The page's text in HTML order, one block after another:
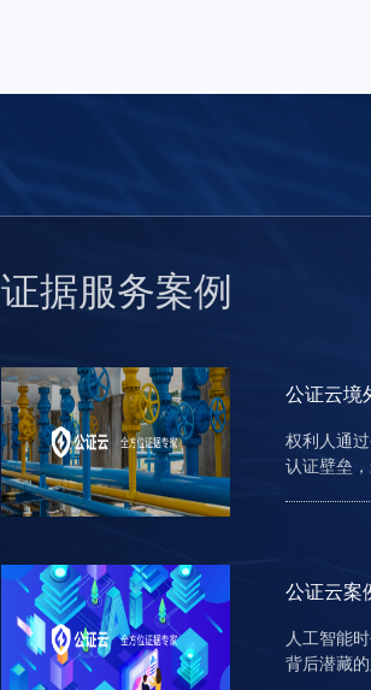
证据服务案例
权利人通
认证壁垒
人工智能
背后潜藏